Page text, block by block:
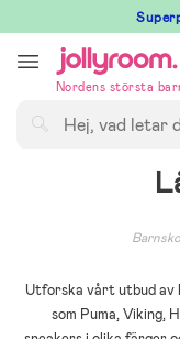
till
innehållet
Nordens största
Utforska vårt utbud av
som Puma, Viking,